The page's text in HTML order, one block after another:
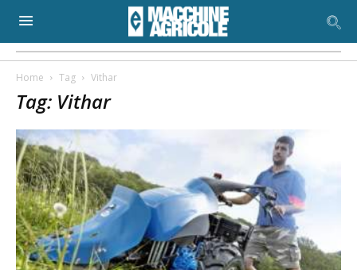
Home Tag Vithar
Tag: Vithar